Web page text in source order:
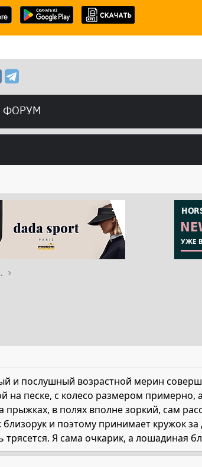
ФОРУМ
лайфхаки
и послушный возрастной мерин
на песке, с колесо размером примерно,
в полях вполне зоркий, сам
и поэтому принимает кружок за
трясется. Я сама очкарик, а лошадиная